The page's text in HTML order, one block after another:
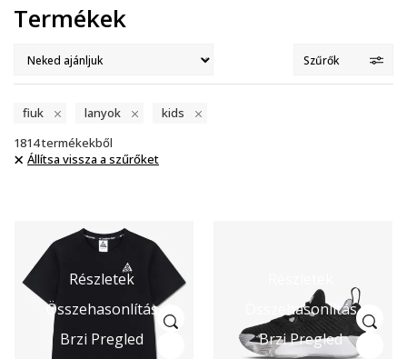
Termékek
Szűrők
fiuk lanyok
kids
1814termékekből
Állítsa vissza a szűrőket
Részletek
Összehasonlítás
Brzi Pregled
Összehasonlítás
Brzi Pregled